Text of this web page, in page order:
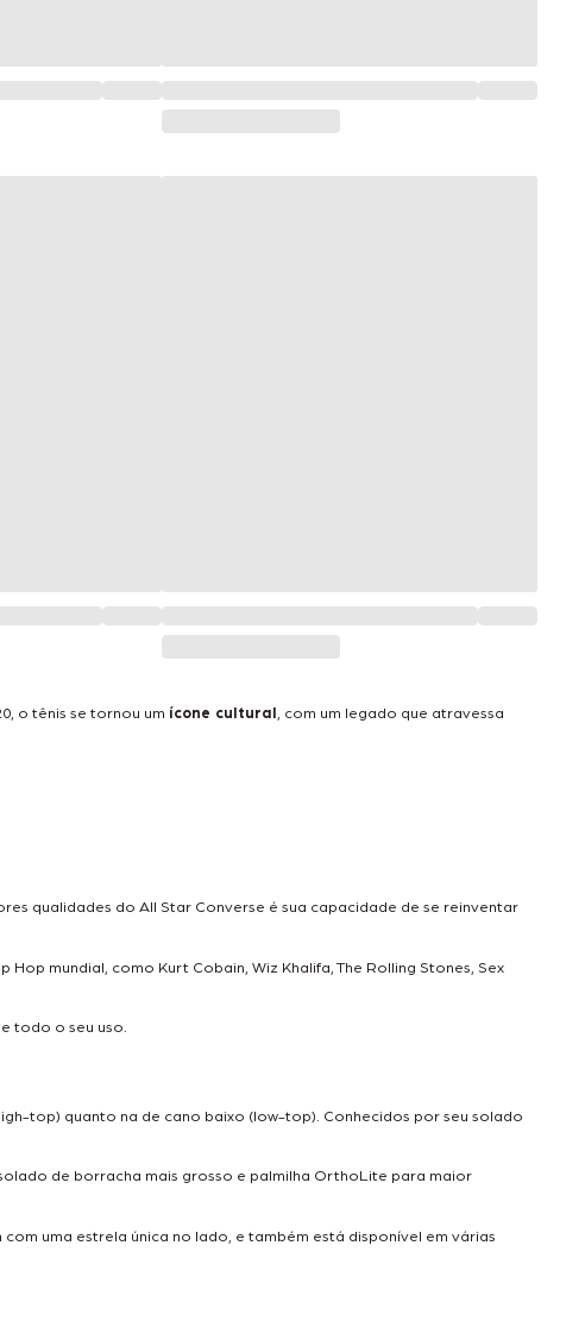
o tênis se tornou um ícone cultural , com um legado que atravessa
qualidades do All Star Converse é sua capacidade de se reinventar
mundial, como Kurt Cobain, Wiz Khalifa, The Rolling Stones, Sex
todo o seu uso.
top) quanto na de cano baixo (low-top). Conhecidos por seu solado
de borracha mais grosso e palmilha OrthoLite para maior
uma estrela única no lado, e também está disponível em várias